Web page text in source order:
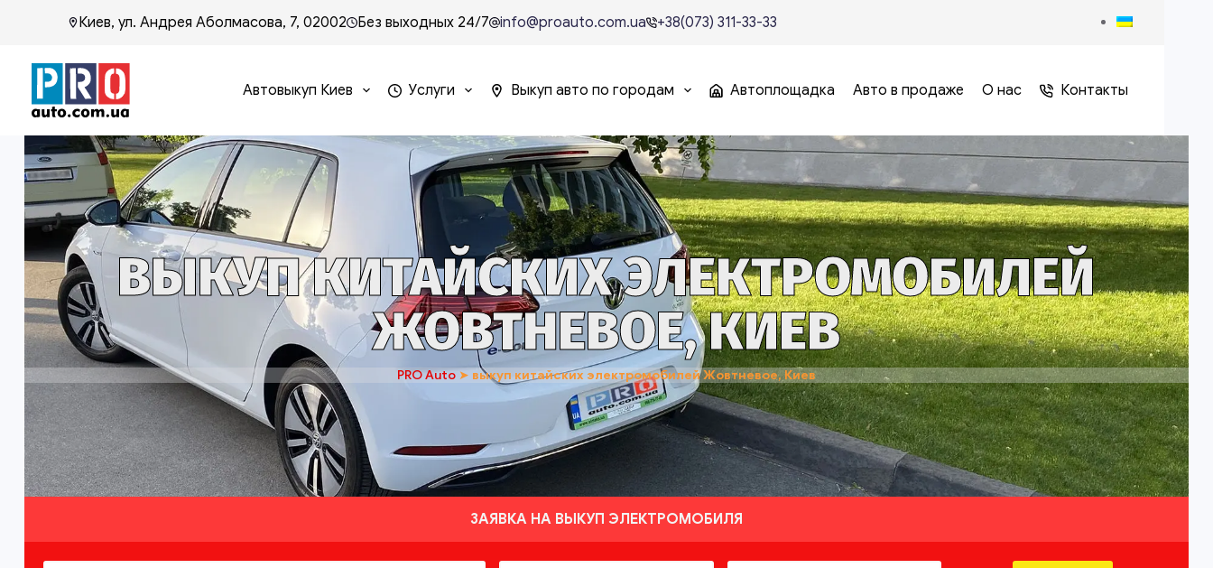
Киев, ул. Андрея Аболмасова, 7, 02002 Без выходных 24/7 info@proauto.com.ua +38(073) 311-33-33
Автовыкуп Киев Услуги Выкуп авто по городам Автоплощадка Авто в продаже О нас Контакты
ВЫКУП КИТАЙСКИХ ЭЛЕКТРОМОБИЛЕЙ
ЖОВТНЕВОЕ, КИЕВ
PRO Auto➤ выкуп китайских электромобилей Жовтневое, Киев
ЗАЯВКА НА ВЫКУП ЭЛЕКТРОМОБИЛЯ